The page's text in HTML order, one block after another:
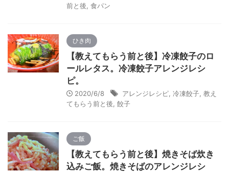
前と後 食パン
ひき肉
【教えてもらう前と後】冷凍餃子のロ
ールレタス。冷凍餃子アレンジレシ
ピ。
2020/6/8 アレンジレシピ 冷凍餃子 教え
てもらう前と後 餃子
ご飯
【教えてもらう前と後】焼きそば炊き
込みご飯。焼きそばのアレンジレシ